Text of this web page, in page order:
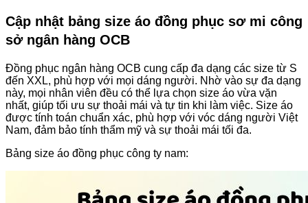
Cập nhật bảng size áo đồng phục sơ mi công
sở ngân hàng OCB
Đồng phục ngân hàng OCB cung cấp đa dạng các size từ S
đến XXL, phù hợp với mọi dáng người. Nhờ vào sự đa dạng
này, mọi nhân viên đều có thể lựa chọn size áo vừa vặn
nhất, giúp tối ưu sự thoải mái và tự tin khi làm việc. Size áo
được tính toán chuẩn xác, phù hợp với vóc dáng người Việt
Nam, đảm bảo tính thẩm mỹ và sự thoải mái tối đa.
Bảng size áo đồng phục công ty nam: